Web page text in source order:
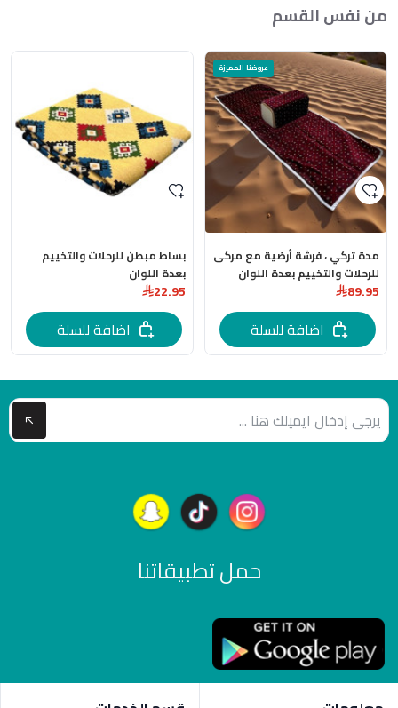
من نفس القسم
عروضنا المميزة
مدة تركي ، فرشة أرضية مع مركى
للرحلات والتخييم بعدة اللوان
89.95
اضافة للسلة
بساط مبطن للرحلات والتخييم
بعدة اللوان
22.95
اضافة للسلة
حمل تطبيقاتنا